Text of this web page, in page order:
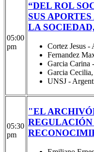
05:00
pm
“DEL ROL
SUS
LA
Cortez Jesus -
Fernandez
Garcia Carina
Garcia
UNSJ -
05:30
pm
"EL